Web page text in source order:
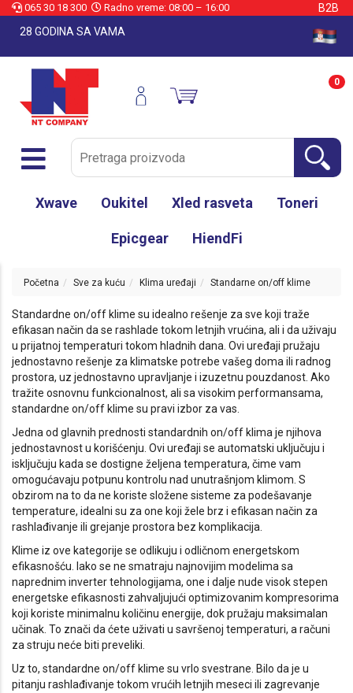
065 30 18 300 Radno vreme: 08:00 – 16:00
B2B
28 GODINA SA VAMA
Xwave Oukitel Xled rasveta Toneri
Epicgear HiendFi
0
Početna Sve za kuću Klima uređaji Standarne on/off klime
Standardne on/off klime su idealno rešenje za sve koji traže
efikasan način da se rashlade tokom letnjih vrućina, ali i da uživaju
u prijatnoj temperaturi tokom hladnih dana. Ovi uređaji pružaju
jednostavno rešenje za klimatske potrebe vašeg doma ili radnog
prostora, uz jednostavno upravljanje i izuzetnu pouzdanost. Ako
tražite osnovnu funkcionalnost, ali sa visokim performansama,
standardne on/off klime su pravi izbor za vas.
Jedna od glavnih prednosti standardnih on/off klima je njihova
jednostavnost u korišćenju. Ovi uređaji se automatski uključuju i
isključuju kada se dostigne željena temperatura, čime vam
omogućavaju potpunu kontrolu nad unutrašnjom klimom. S
obzirom na to da ne koriste složene sisteme za podešavanje
temperature, idealni su za one koji žele brz i efikasan način za
rashlađivanje ili grejanje prostora bez komplikacija.
Klime iz ove kategorije se odlikuju i odličnom energetskom
efikasnošću. Iako se ne smatraju najnovijim modelima sa
naprednim inverter tehnologijama, one i dalje nude visok stepen
energetske efikasnosti zahvaljujući optimizovanim kompresorima
koji koriste minimalnu količinu energije, dok pružaju maksimalan
učinak. To znači da ćete uživati u savršenoj temperaturi, a računi
za struju neće biti preveliki.
Uz to, standardne on/off klime su vrlo svestrane. Bilo da je u
pitanju rashlađivanje tokom vrućih letnjih meseci ili zagrevanje